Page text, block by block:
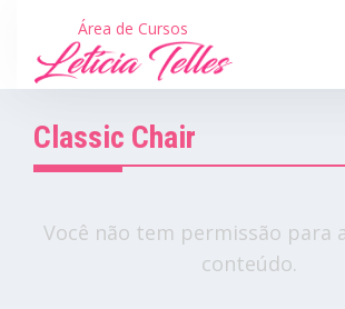
Área de Cursos
Classic Chair
Você não tem permissão para
conteúdo.